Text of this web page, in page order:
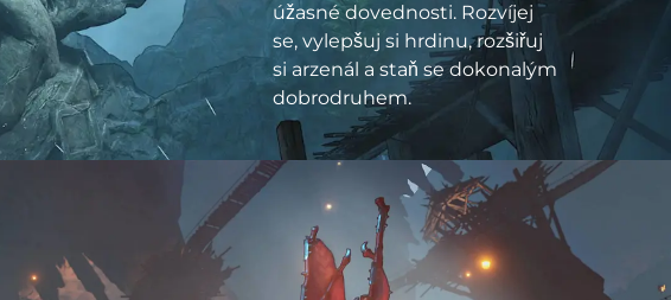
úžasné dovednosti. Rozvíjej
se, vylepšuj si hrdinu, rozšiřuj
si arzenál a staň se dokonalým
dobrodruhem.